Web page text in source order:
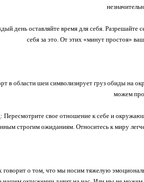
день оставляйте время для себя. Разрешайте
себя за это. От этих «минут простоя»
в области шеи символизирует груз обиды на
можем
Пересмотрите свое отношение к себе и
строгим ожиданиям. Относитесь к миру
говорит о том, что мы носим тяжелую